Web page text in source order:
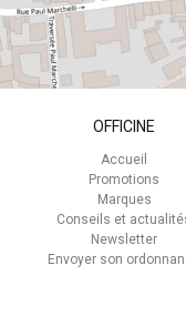
OFFICINE
Accueil
Promotions
Marques
Conseils et
Newsletter
Envoyer son